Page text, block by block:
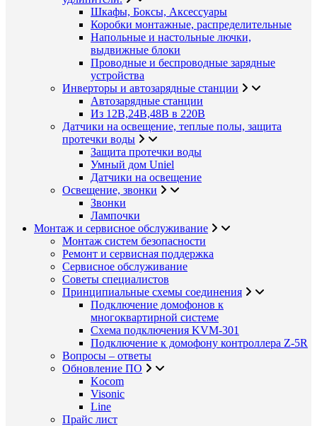
Шкафы, Боксы, Аксессуары
Коробки монтажные, распределительные
Напольные и настольные лючки,
выдвижные блоки
Проводные и беспроводные зарядные
устройства
Инверторы и автозарядные станции
Автозарядные станции
Из 12В,24В,48В в 220В
Датчики на освещение, теплые полы, защита
протечки воды
Защита протечки воды
Умный дом Uniel
Датчики на освещение
Освещение, звонки
Звонки
Лампочки
Монтаж и сервисное обслуживание
Монтаж систем безопасности
Ремонт и сервисная поддержка
Сервисное обслуживание
Советы специалистов
Принципиальные схемы соединения
Подключение домофонов к
многоквартирной системе
Схема подключения KVM-301
Подключение к домофону контроллера Z-5R
Вопросы – ответы
Обновление ПО
Kocom
Visonic
Line
Прайс лист